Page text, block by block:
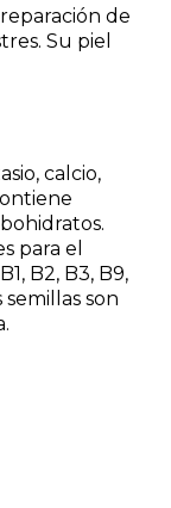
de
Su piel
calcio,
para el
B2, B3, B9,
semillas son